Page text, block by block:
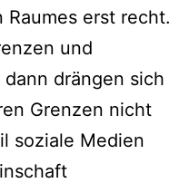
erst recht.
und
drängen sich
Grenzen nicht
soziale Medien